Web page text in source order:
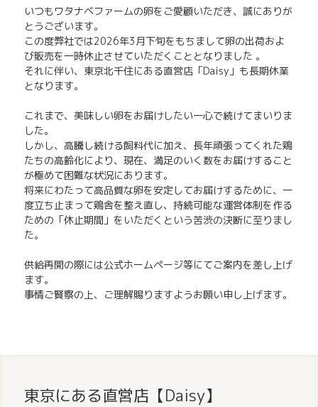
いつもワタナベファームの卵をご愛顧いただき、誠にありが
とうございます。
この度弊社では2026年3月下旬をもちまして卵の出荷およ
び販売を一時休止させていただくこととなりました 。
それに伴い、東京北千住にある直営店「Daisy」も長期休業
となります。
これまで、美味しい卵をお届けしたい一心で続けてまいりま
した。
しかし、高騰し続ける飼料代に加え、長年頑張ってくれた鶏
たちの高齢化により、現在、満足のいく数をお届けすること
が極めて困難な状況にあります。
将来にわたって高品質な卵を安定してお届けするために、一
度立ち止まって鶏舎を整え直し、持続可能な運営体制を作る
ための「休止期間」をいただくという苦渋の決断に至りまし
た。
供給再開の際には公式ホームページ等にてご案内を差し上げ
ます。
事情ご賢察の上、ご理解賜りますようお願い申し上げます。
東京にある直営店【Daisy】